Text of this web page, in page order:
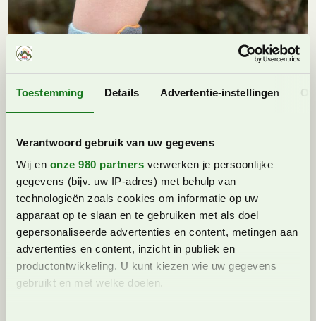
Toestemming Details Advertentie-instellingen
Verantwoord gebruik van uw gegevens
Wij en onze 980 partners verwerken je persoonlijke
gegevens (bijv. uw IP-adres) met behulp van
technologieën zoals cookies om informatie op uw
apparaat op te slaan en te gebruiken met als doel
gepersonaliseerde advertenties en content, metingen aan
advertenties en content, inzicht in publiek en
productontwikkeling. U kunt kiezen wie uw gegevens
gebruikt en met welke doelen.
Mooie frisse kleursetting.
Makkelijk aan- en uit te trekken en
ze zitten als gegoten
Wat ons direct opvalt is de elastische sluiting. Door de